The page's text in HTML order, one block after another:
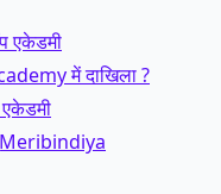
एकेडमी
में दाखिला ?
(Meribindiya